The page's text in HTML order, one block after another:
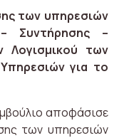
των υπηρεσιών
Συντήρησης –
Λογισμικού των
για το
αποφάσισε
των υπηρεσιών